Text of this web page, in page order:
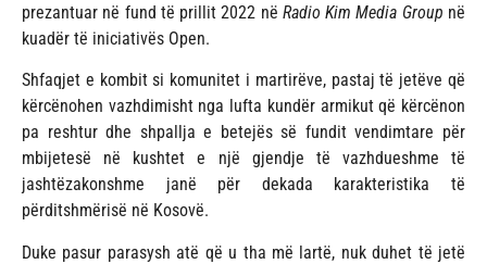
prezantuar në fund të prillit 2022 në Radio Kim Media Group në
kuadër të iniciativës Open.
Shfaqjet e kombit si komunitet i martirëve, pastaj të jetëve që
kërcënohen vazhdimisht nga lufta kundër armikut që kërcënon
pa reshtur dhe shpallja e betejës së fundit vendimtare për
mbijetesë në kushtet e një gjendje të vazhdueshme të
jashtëzakonshme janë për dekada karakteristika të
përditshmërisë në Kosovë.
Duke pasur parasysh atë që u tha më lartë, nuk duhet të jetë